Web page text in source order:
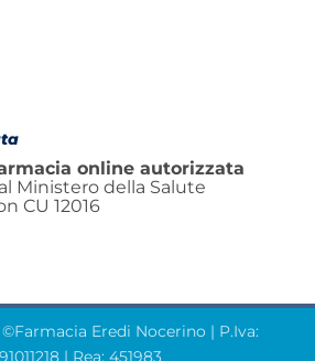
online autorizzata
Ministero della Salute
CU 12016
Eredi Nocerino | P.Iva:
| Rea: 451983